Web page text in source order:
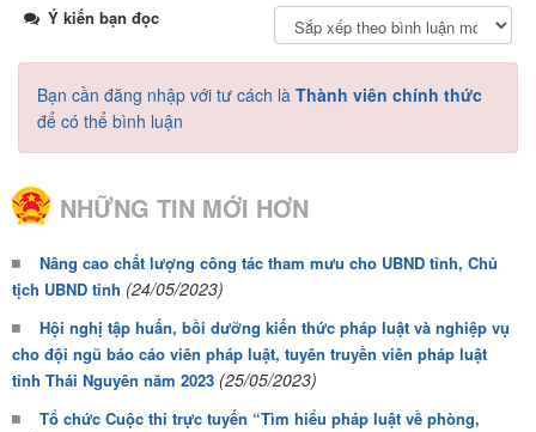
Ý kiến bạn đọc
Bạn cần đăng nhập với tư cách là Thành viên chính thức
để có thể bình luận
NHỮNG TIN MỚI HƠN
Nâng cao chất lượng công tác tham mưu cho UBND tỉnh, Chủ
tịch UBND tỉnh (24/05/2023)
Hội nghị tập huấn, bồi dưỡng kiến thức pháp luật và nghiệp vụ
cho đội ngũ báo cáo viên pháp luật, tuyên truyền viên pháp luật
tỉnh Thái Nguyên năm 2023 (25/05/2023)
Tổ chức Cuộc thi trực tuyến “Tìm hiểu pháp luật về phòng,